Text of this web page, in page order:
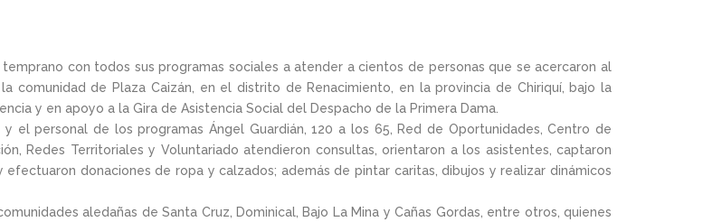
con todos sus programas sociales a atender a cientos de personas que se acercaron al
comunidad de Plaza Caizán, en el distrito de Renacimiento, en la provincia de Chiriquí, bajo la
y en apoyo a la Gira de Asistencia Social del Despacho de la Primera Dama.
el personal de los programas Ángel Guardián, 120 a los 65, Red de Oportunidades, Centro de
Redes Territoriales y Voluntariado atendieron consultas, orientaron a los asistentes, captaron
donaciones de ropa y calzados; además de pintar caritas, dibujos y realizar dinámicos
aledañas de Santa Cruz, Dominical, Bajo La Mina y Cañas Gordas, entre otros, quienes